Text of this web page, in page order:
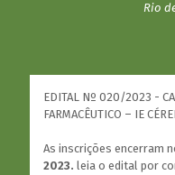
Rio
EDITAL Nº 020/2023 -
FARMACÊUTICO – IE
As inscrições encerram
2023. leia o edital por